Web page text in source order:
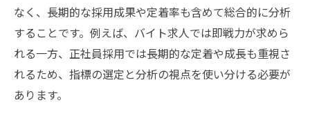
なく、長期的な採用成果や定着率も含めて総合的に分析
することです。例えば、バイト求人では即戦力が求めら
れる一方、正社員採用では長期的な定着や成長も重視さ
れるため、指標の選定と分析の視点を使い分ける必要が
あります。